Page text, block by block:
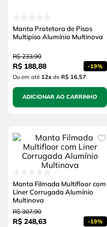
Manta Protetora de Pisos
Multipiso Alumínio Multinova
R$ 233,90
R$ 188,88 -19%
Ou em até 12xde R$ 16,57
ADICIONAR AO CARRINHO
Manta Filmada Multifloor com
Liner Corrugada Alumínio
Multinova
R$ 307,90
R$ 248,63 -19%